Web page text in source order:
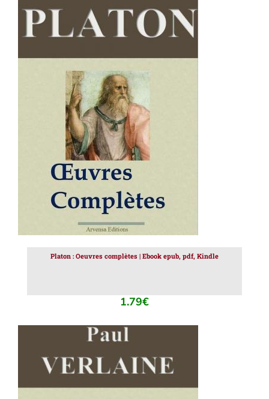
AJOUTER AU PANIER / DÉTAILS
Platon : Oeuvres complètes | Ebook epub, pdf, Kindle
1.79€